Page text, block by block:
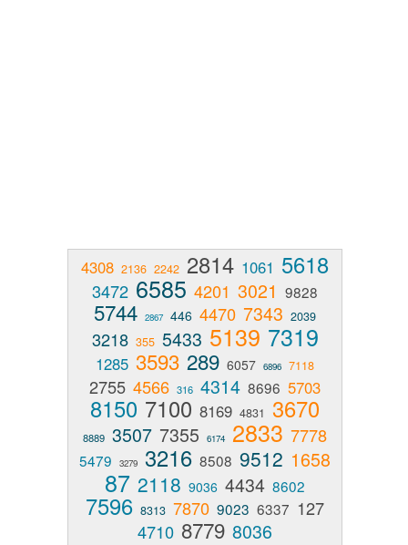
4308 2136 2242 2814 1061 5618
3472 6585 4201 3021 9828
5744 2867 446 4470 7343 2039
3218 355 5433 5139 7319
1285 3593 289 6057 6896 7118
2755 4566 316 4314 8696 5703
8150 7100 8169 4831 3670
8889 3507 7355 6174 2833 7778
5479 3279 3216 8508 9512 1658
87 2118 9036 4434 8602
7596 8313 7870 9023 6337 127
4710 8779 8036